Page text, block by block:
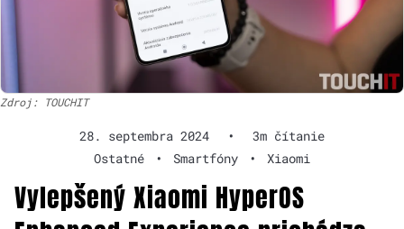
Zdroj: TOUCHIT
28. septembra 2024 •
3m čítanie
Ostatné
• Smartfóny • Xiaomi
Vylepšený Xiaomi HyperOS